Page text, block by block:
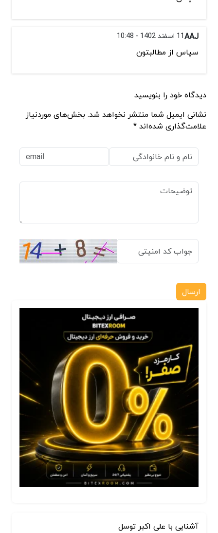
AAJ11 اسفند 1402 - 10:48
سپاس از مطالبتون
دیدگاه خود را بنویسید
نشانی ایمیل شما منتشر نخواهد شد. بخش‌های موردنیاز
علامت‌گذاری شده‌اند *
ارسال
آشنایی با علی اکبر توسل